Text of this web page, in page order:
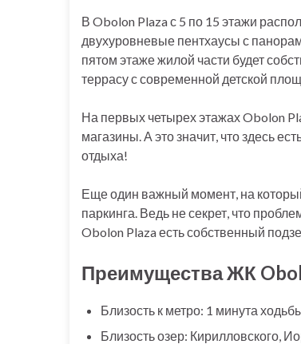
В Obolon Plaza с 5 по 15 этажи
двухуровневые пентхаусы с
пятом этаже жилой части будет
террасу с современной детской
На первых четырех этажах Obolon
магазины. А это значит, что здесь
отдыха!
Еще один важный момент, на
паркинга. Ведь не секрет, что
Obolon Plaza есть собственный
Преимущества ЖК
Близость к метро: 1 минута
Близость озер: Кирилловского,